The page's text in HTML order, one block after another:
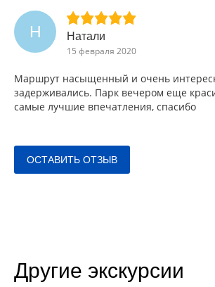
Н
Натали
15 февраля 2020
Маршрут насыщенный и очень
задерживались. Парк вечером еще
самые лучшие впечатления, спасибо
ОСТАВИТЬ ОТЗЫВ
Другие экскурсии